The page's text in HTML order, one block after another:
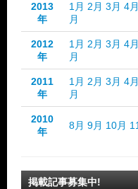
2013
年
1月 2月 3月 4月
月
2012
年
1月 2月 3月 4月
月
2011
年
1月 2月 3月 4月
月
2010
年
8月 9月 10月
掲載記事募集中!